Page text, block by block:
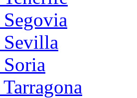
Sevilla